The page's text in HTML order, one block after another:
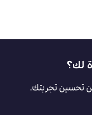
لك؟
تحسين تجربتك.